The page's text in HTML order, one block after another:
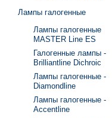
Лампы галогенные
Лампы галогенные
MASTER Line ES
Галогенные лампы -
Brilliantline Dichroic
Лампы галогенные -
Diamondline
Лампы галогенные -
Accentline